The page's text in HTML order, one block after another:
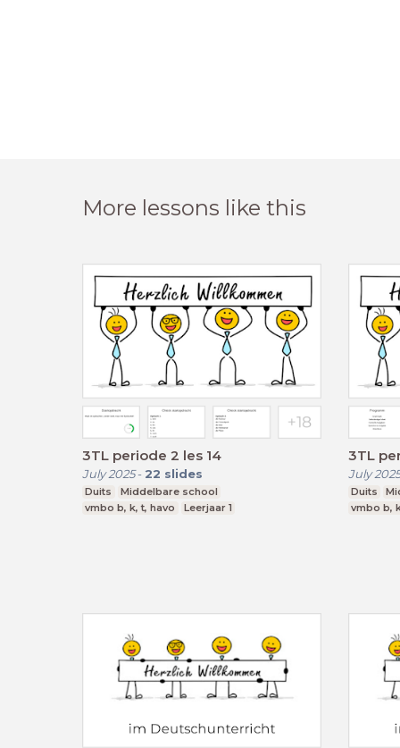
More lessons like this
3TL periode 2 les 14
July 2025- 22 slides
Duits
Middelbare school
vmbo b, k, t, havo
Leerjaar 1
3TL
July 2025
Duits
vmbo b,